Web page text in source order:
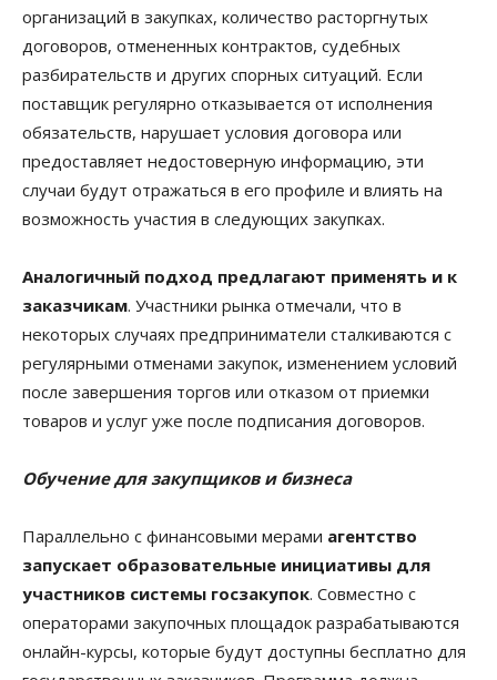
организаций в закупках, количество расторгнутых
договоров, отмененных контрактов, судебных
разбирательств и других спорных ситуаций. Если
поставщик регулярно отказывается от исполнения
обязательств, нарушает условия договора или
предоставляет недостоверную информацию, эти
случаи будут отражаться в его профиле и влиять на
возможность участия в следующих закупках.
Аналогичный подход предлагают применять и к
заказчикам. Участники рынка отмечали, что в
некоторых случаях предприниматели сталкиваются с
регулярными отменами закупок, изменением условий
после завершения торгов или отказом от приемки
товаров и услуг уже после подписания договоров.
Обучение для закупщиков и бизнеса
Параллельно с финансовыми мерами агентство
запускает образовательные инициативы для
участников системы госзакупок. Совместно с
операторами закупочных площадок разрабатываются
онлайн-курсы, которые будут доступны бесплатно для